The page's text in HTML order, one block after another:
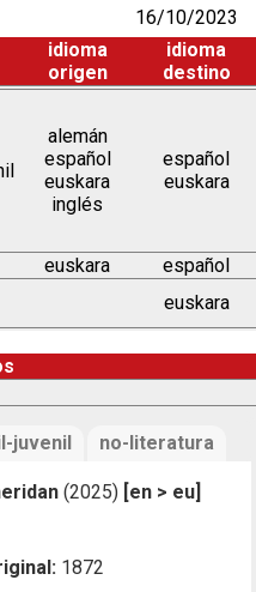
16/10/2023
idioma
origen
idioma
destino
alemán
español
euskara
inglés
español
euskara
euskara
español
euskara
juvenil no-literatura
(2025) [en > eu]
1872